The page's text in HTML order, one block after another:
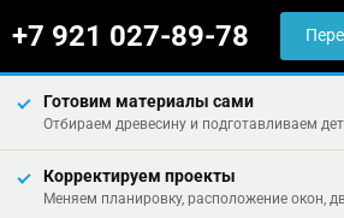
+7 921 027-89-78
Готовим материалы сами
Отбираем древесину и подготавливаем
Корректируем проекты
Меняем планировку, расположение окон,